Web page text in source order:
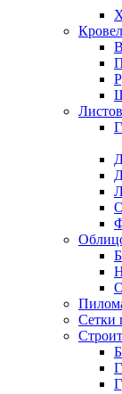
Сетки